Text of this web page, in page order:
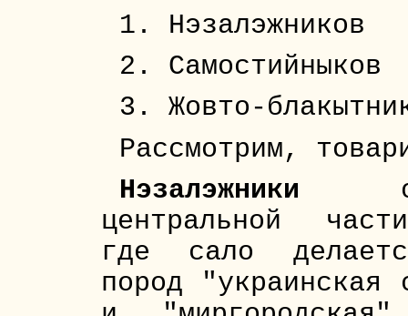
1. Нэзалэжников
2. Самостийныков
3. Жовто-
Рассмотрим,
Нэзалэжники
центральной
где сало
пород "украинская